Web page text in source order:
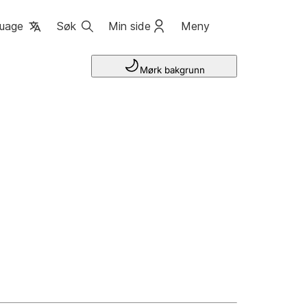
Søk Min side Meny
Mørk bakgrunn